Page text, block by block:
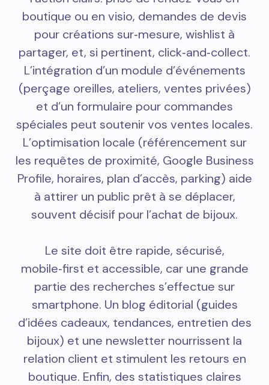
boutique ou en visio, demandes de devis
pour créations sur‑mesure, wishlist à
partager, et, si pertinent, click‑and‑collect.
L’intégration d’un module d’événements
(perçage oreilles, ateliers, ventes privées)
et d’un formulaire pour commandes
spéciales peut soutenir vos ventes locales.
L’optimisation locale (référencement sur
les requêtes de proximité, Google Business
Profile, horaires, plan d’accès, parking) aide
à attirer un public prêt à se déplacer,
souvent décisif pour l’achat de bijoux.
Le site doit être rapide, sécurisé,
mobile‑first et accessible, car une grande
partie des recherches s’effectue sur
smartphone. Un blog éditorial (guides
d’idées cadeaux, tendances, entretien des
bijoux) et une newsletter nourrissent la
relation client et stimulent les retours en
boutique. Enfin, des statistiques claires